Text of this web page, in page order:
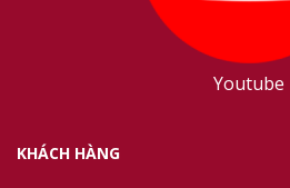
Youtube
KHÁCH HÀNG